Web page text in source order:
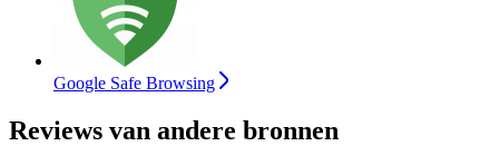
Google Safe Browsing
Reviews van andere bronnen